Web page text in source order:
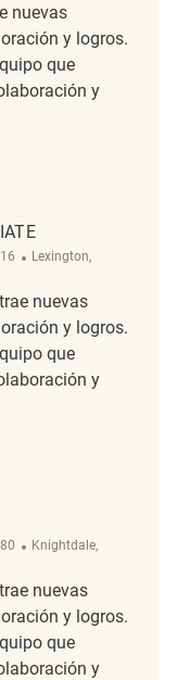
nuevas
y logros.
que
y
Ubicación
Lexington,
nuevas
y logros.
que
y
Ubicación
Knightdale,
nuevas
y logros.
que
y